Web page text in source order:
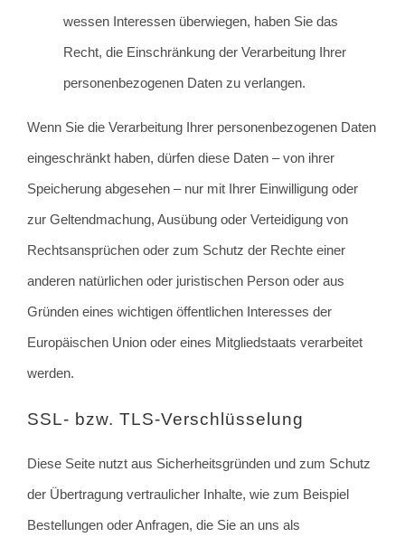
wessen Interessen überwiegen, haben Sie das
Recht, die Einschränkung der Verarbeitung Ihrer
personenbezogenen Daten zu verlangen.
Wenn Sie die Verarbeitung Ihrer personenbezogenen Daten
eingeschränkt haben, dürfen diese Daten – von ihrer
Speicherung abgesehen – nur mit Ihrer Einwilligung oder
zur Geltendmachung, Ausübung oder Verteidigung von
Rechtsansprüchen oder zum Schutz der Rechte einer
anderen natürlichen oder juristischen Person oder aus
Gründen eines wichtigen öffentlichen Interesses der
Europäischen Union oder eines Mitgliedstaats verarbeitet
werden.
SSL- bzw. TLS-Verschlüsselung
Diese Seite nutzt aus Sicherheitsgründen und zum Schutz
der Übertragung vertraulicher Inhalte, wie zum Beispiel
Bestellungen oder Anfragen, die Sie an uns als